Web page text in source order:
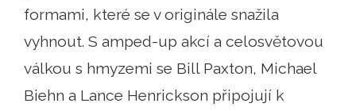
formami, které se v originále snažila
vyhnout. S amped-up akcí a celosvětovou
válkou s hmyzemi se Bill Paxton, Michael
Biehn a Lance Henrickson připojují k